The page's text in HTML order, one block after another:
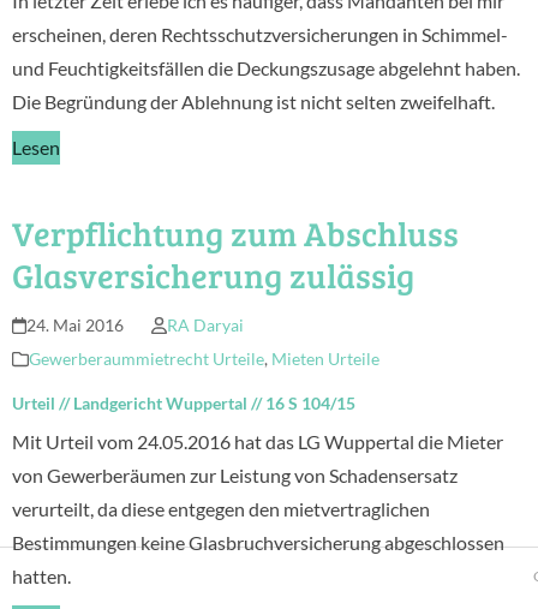
erscheinen, deren Rechtsschutzversicherungen in Schimmel-
und Feuchtigkeitsfällen die Deckungszusage abgelehnt haben.
Die Begründung der Ablehnung ist nicht selten zweifelhaft.
Lesen
Verpflichtung zum Abschluss
Glasversicherung zulässig
24. Mai 2016
RA Daryai
Gewerberaummietrecht Urteile, Mieten Urteile
Urteil //Landgericht Wuppertal //16 S 104/15
Mit Urteil vom 24.05.2016 hat das LG Wuppertal die Mieter
von Gewerberäumen zur Leistung von Schadensersatz
verurteilt, da diese entgegen den mietvertraglichen
Bestimmungen keine Glasbruchversicherung abgeschlossen
hatten.